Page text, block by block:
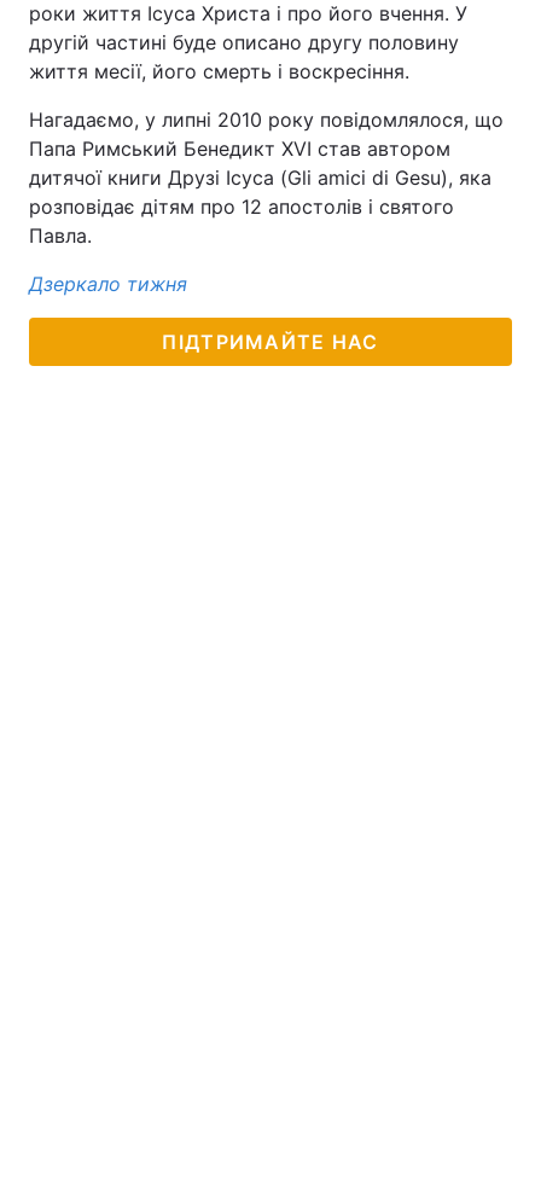
Екологія Регіони
Відео з Youtube Статті
Інтерв'ю Думки
Контакти
Послуги
роки життя Ісуса Христа і про його вчення. У
другій частині буде описано другу половину
життя месії, його смерть і воскресіння.
Нагадаємо, у липні 2010 року повідомлялося, що
Папа Римський Бенедикт XVI став автором
дитячої книги Друзі Ісуса (Gli amici di Gesu), яка
розповідає дітям про 12 апостолів і святого
Павла.
Дзеркало тижня
ПІДТРИМАЙТЕ НАС